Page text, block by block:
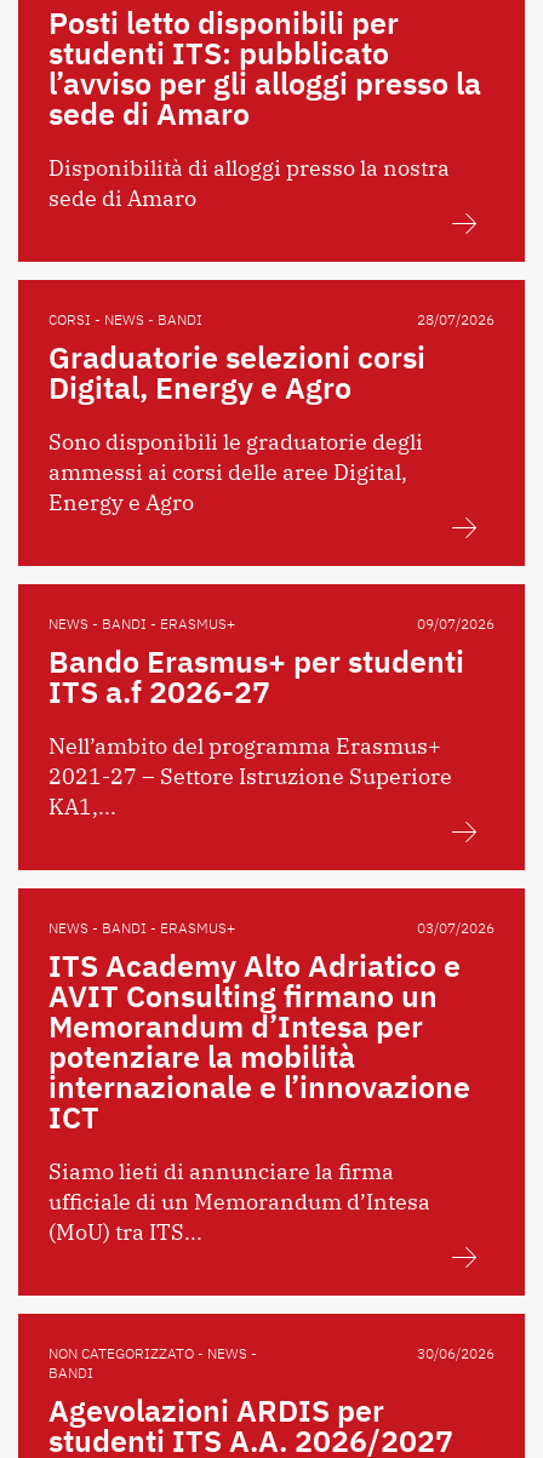
Posti letto disponibili per
studenti ITS: pubblicato
l’avviso per gli alloggi presso la
sede di Amaro
Disponibilità di alloggi presso la nostra
sede di Amaro
CORSI - NEWS - BANDI 28/07/2026
Graduatorie selezioni corsi
Digital, Energy e Agro
Sono disponibili le graduatorie degli
ammessi ai corsi delle aree Digital,
Energy e Agro
NEWS - BANDI - ERASMUS+ 09/07/2026
Bando Erasmus+ per studenti
ITS a.f 2026-27
Nell’ambito del programma Erasmus+
2021-27 – Settore Istruzione Superiore
KA1,...
NEWS - BANDI - ERASMUS+ 03/07/2026
ITS Academy Alto Adriatico e
AVIT Consulting firmano un
Memorandum d’Intesa per
potenziare la mobilità
internazionale e l’innovazione
ICT
Siamo lieti di annunciare la firma
ufficiale di un Memorandum d’Intesa
(MoU) tra ITS...
NON CATEGORIZZATO - NEWS -
BANDI
30/06/2026
Agevolazioni ARDIS per
studenti ITS A.A. 2026/2027